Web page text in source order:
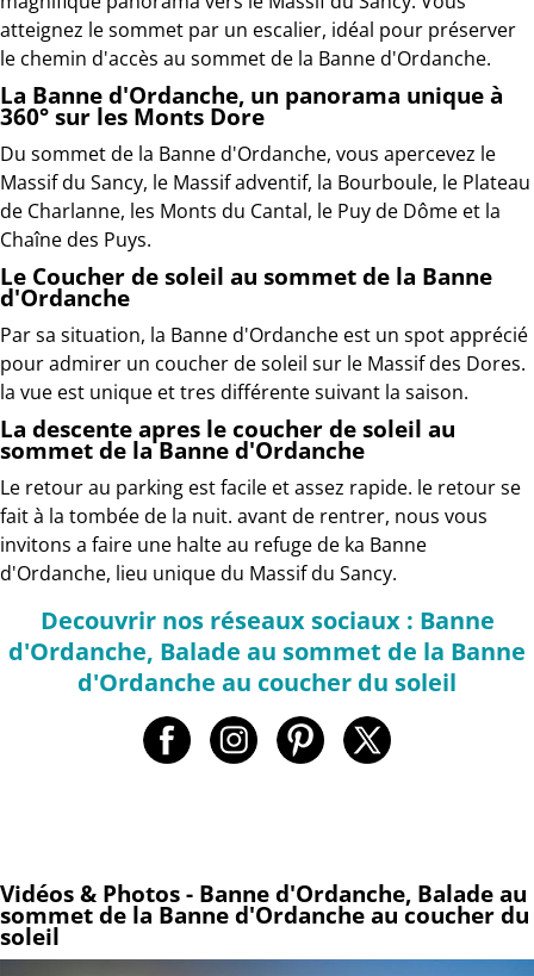
atteignez le sommet par un escalier, idéal pour préserver
le chemin d'accès au sommet de la Banne d'Ordanche.
La Banne d'Ordanche, un panorama unique à
360° sur les Monts Dore
Du sommet de la Banne d'Ordanche, vous apercevez le
Massif du Sancy, le Massif adventif, la Bourboule, le Plateau
de Charlanne, les Monts du Cantal, le Puy de Dôme et la
Chaîne des Puys.
Le Coucher de soleil au sommet de la Banne
d'Ordanche
Par sa situation, la Banne d'Ordanche est un spot apprécié
pour admirer un coucher de soleil sur le Massif des Dores.
la vue est unique et tres différente suivant la saison.
La descente apres le coucher de soleil au
sommet de la Banne d'Ordanche
Le retour au parking est facile et assez rapide. le retour se
fait à la tombée de la nuit. avant de rentrer, nous vous
invitons a faire une halte au refuge de ka Banne
d'Ordanche, lieu unique du Massif du Sancy.
Decouvrir nos réseaux sociaux : Banne
d'Ordanche, Balade au sommet de la Banne
d'Ordanche au coucher du soleil
Vidéos & Photos - Banne d'Ordanche, Balade au
sommet de la Banne d'Ordanche au coucher du
soleil